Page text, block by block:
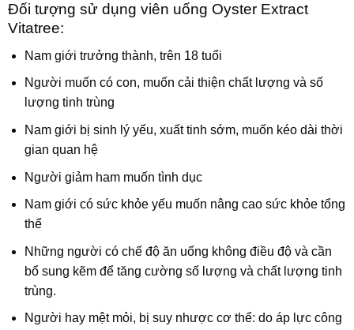
Đối tượng sử dụng viên uống Oyster Extract
Vitatree:
Nam giới trưởng thành, trên 18 tuổi
Người muốn có con, muốn cải thiện chất lượng và số
lượng tinh trùng
Nam giới bị sinh lý yếu, xuất tinh sớm, muốn kéo dài thời
gian quan hệ
Người giảm ham muốn tình dục
Nam giới có sức khỏe yếu muốn nâng cao sức khỏe tổng
thể
Những người có chế độ ăn uống không điều độ và cần
bổ sung kẽm để tăng cường số lượng và chất lượng tinh
trùng.
Người hay mệt mỏi, bị suy nhược cơ thể: do áp lực công